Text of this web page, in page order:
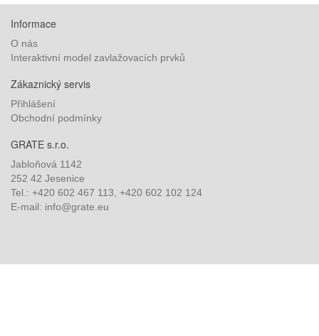
Informace
O nás
Interaktivní model zavlažovacích prvků
Zákaznický servis
Přihlášení
Obchodní podmínky
GRATE s.r.o.
Jabloňová 1142
252 42 Jesenice
Tel.: +420 602 467 113, +420 602 102 124
E-mail: info@grate.eu